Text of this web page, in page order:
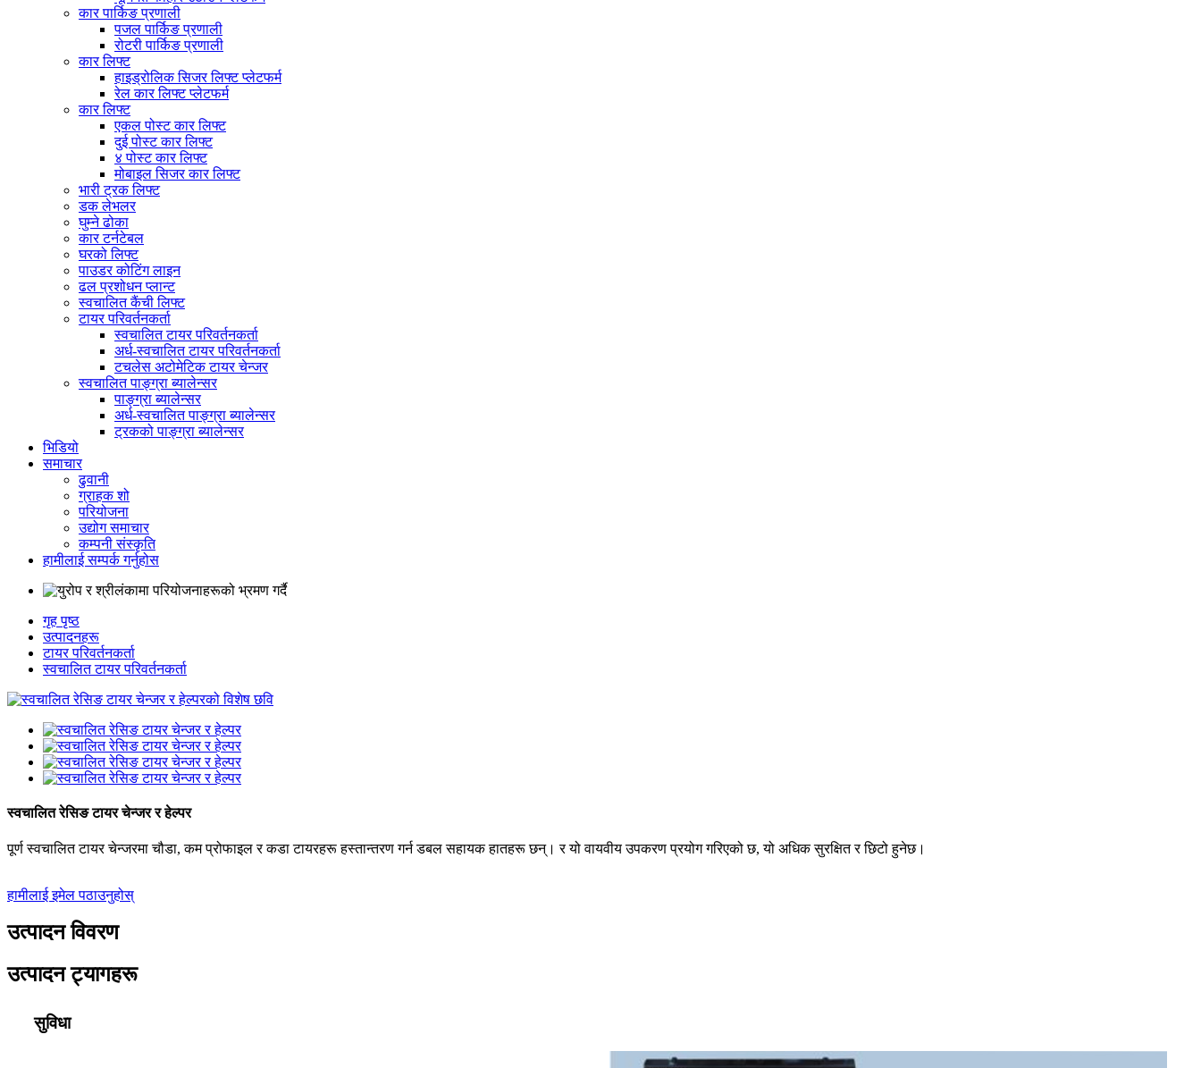
कार पार्किङ प्रणाली
पजल पार्किङ प्रणाली
रोटरी पार्किङ प्रणाली
कार लिफ्ट
हाइड्रोलिक सिजर लिफ्ट प्लेटफर्म
रेल कार लिफ्ट प्लेटफर्म
कार लिफ्ट
एकल पोस्ट कार लिफ्ट
दुई पोस्ट कार लिफ्ट
४ पोस्ट कार लिफ्ट
मोबाइल सिजर कार लिफ्ट
भारी ट्रक लिफ्ट
डक लेभलर
घुम्ने ढोका
कार टर्नटेबल
घरको लिफ्ट
पाउडर कोटिंग लाइन
ढल प्रशोधन प्लान्ट
स्वचालित कैंची लिफ्ट
टायर परिवर्तनकर्ता
स्वचालित टायर परिवर्तनकर्ता
अर्ध-स्वचालित टायर परिवर्तनकर्ता
टचलेस अटोमेटिक टायर चेन्जर
स्वचालित पाङ्ग्रा ब्यालेन्सर
पाङ्ग्रा ब्यालेन्सर
अर्ध-स्वचालित पाङ्ग्रा ब्यालेन्सर
ट्रकको पाङ्ग्रा ब्यालेन्सर
भिडियो
समाचार
ढुवानी
ग्राहक शो
परियोजना
उद्योग समाचार
कम्पनी संस्कृति
हामीलाई सम्पर्क गर्नुहोस
गृह पृष्ठ
उत्पादनहरू
टायर परिवर्तनकर्ता
स्वचालित टायर परिवर्तनकर्ता
स्वचालित रेसिङ टायर चेन्जर र हेल्पर
पूर्ण स्वचालित टायर चेन्जरमा चौडा, कम प्रोफाइल र कडा टायरहरू हस्तान्तरण गर्न डबल सहायक हातहरू छन्। र यो वायवीय उपकरण प्रयोग गरिएको छ, यो अधिक सुरक्षित र छिटो हुनेछ।
हामीलाई इमेल पठाउनुहोस्
उत्पादन विवरण
उत्पादन ट्यागहरू
सुविधा